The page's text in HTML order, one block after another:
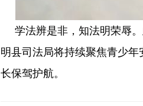
学法辨是非，知法明荣辱
明县司法局将持续聚焦青少
长保驾护航。